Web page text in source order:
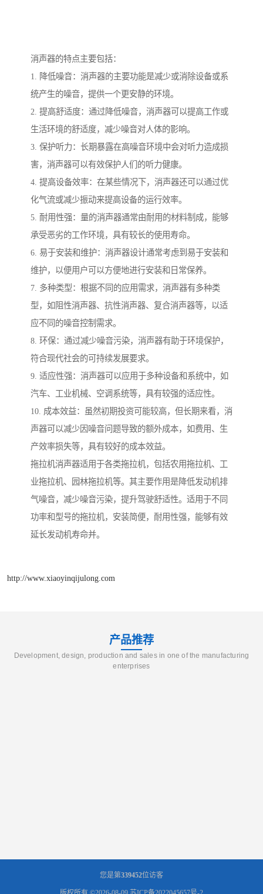
消声器的特点主要包括：
1. 降低噪音：消声器的主要功能是减少或消除设备或系
统产生的噪音，提供一个更安静的环境。
2. 提高舒适度：通过降低噪音，消声器可以提高工作或
生活环境的舒适度，减少噪音对人体的影响。
3. 保护听力：长期暴露在高噪音环境中会对听力造成损
害，消声器可以有效保护人们的听力健康。
4. 提高设备效率：在某些情况下，消声器还可以通过优
化气流或减少振动来提高设备的运行效率。
5. 耐用性强：量的消声器通常由耐用的材料制成，能够
承受恶劣的工作环境，具有较长的使用寿命。
6. 易于安装和维护：消声器设计通常考虑到易于安装和
维护，以便用户可以方便地进行安装和日常保养。
7. 多种类型：根据不同的应用需求，消声器有多种类
型，如阻性消声器、抗性消声器、复合消声器等，以适
应不同的噪音控制需求。
8. 环保：通过减少噪音污染，消声器有助于环境保护，
符合现代社会的可持续发展要求。
9. 适应性强：消声器可以应用于多种设备和系统中，如
汽车、工业机械、空调系统等，具有较强的适应性。
10. 成本效益：虽然初期投资可能较高，但长期来看，消
声器可以减少因噪音问题导致的额外成本，如费用、生
产效率损失等，具有较好的成本效益。
拖拉机消声器适用于各类拖拉机，包括农用拖拉机、工
业拖拉机、园林拖拉机等。其主要作用是降低发动机排
气噪音，减少噪音污染，提升驾驶舒适性。适用于不同
功率和型号的拖拉机，安装简便，耐用性强，能够有效
延长发动机寿命并。
http://www.xiaoyinqijulong.com
产品推荐
Development, design, production and sales in one of the manufacturing
enterprises
您是第339452位访客